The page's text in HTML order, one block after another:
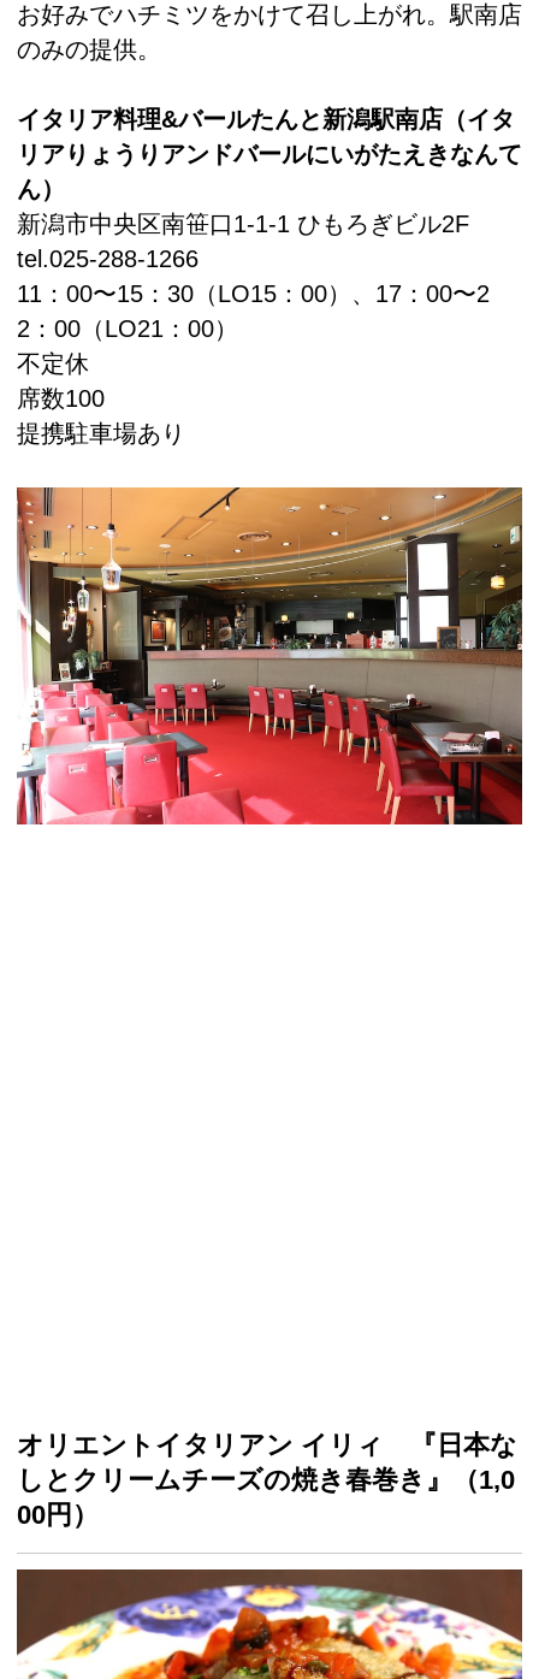
お好みでハチミツをかけて召し上がれ。駅南店
のみの提供。
イタリア料理&バールたんと新潟駅南店（イタ
リアりょうりアンドバールにいがたえきなんて
ん）
新潟市中央区南笹口1-1-1 ひもろぎビル2F
tel.025-288-1266
11：00〜15：30（LO15：00）、17：00〜2
2：00（LO21：00）
不定休
席数100
提携駐車場あり
オリエントイタリアン イリィ 『日本な
しとクリームチーズの焼き春巻き』（1,0
00円）